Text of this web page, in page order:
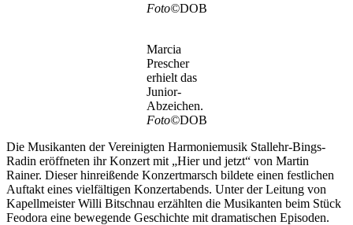
Foto©DOB
Marcia
Prescher
erhielt das
Junior-
Abzeichen.
Foto©DOB
Die Musikanten der Vereinigten Harmoniemusik Stallehr-Bings-
Radin eröffneten ihr Konzert mit „Hier und jetzt“ von Martin
Rainer. Dieser hinreißende Konzertmarsch bildete einen festlichen
Auftakt eines vielfältigen Konzertabends. Unter der Leitung von
Kapellmeister Willi Bitschnau erzählten die Musikanten beim Stück
Feodora eine bewegende Geschichte mit dramatischen Episoden.